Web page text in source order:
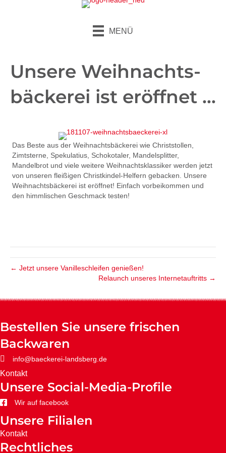
MENÜ
Unsere Weihnachts­
bäckerei ist eröffnet …
Das Beste aus der Weihnachtsbäckerei wie Christstollen,
Zimtsterne, Spekulatius, Schokotaler, Mandelsplitter,
Mandelbrot und viele weitere Weihnachtsklassiker werden jetzt
von unseren fleißigen Christkindel-Helfern gebacken. Unsere
Weihnachtsbäckerei ist eröffnet! Einfach vorbeikommen und
den himmlischen Geschmack testen!
← Jetzt unsere Vanilleschleifen genießen!
Relaunch unseres Internetauftritts →
Bestellen Sie unsere frischen
Backwaren
info@baeckerei-landsberg.de
Kontakt
Unsere Social-Media-Profile
Wir auf facebook
Unsere Filialen
Kontakt
Rechtliches